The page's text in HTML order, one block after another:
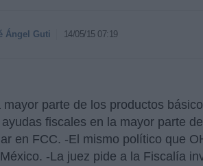
Ángel Guti 14/05/15 07:19
mayor parte de los productos
ayudas fiscales en la mayor parte
en FCC. -El mismo político que
-La juez pide a la Fiscalía